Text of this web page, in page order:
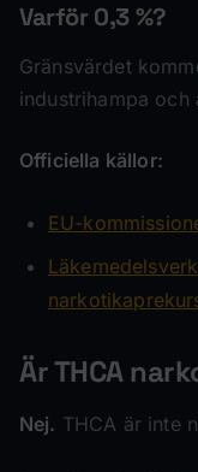
Varför 0,3 %?
Gränsvärdet
industrihampa och
Officiella källor:
EU-
Är THCA
Nej. THCA är inte